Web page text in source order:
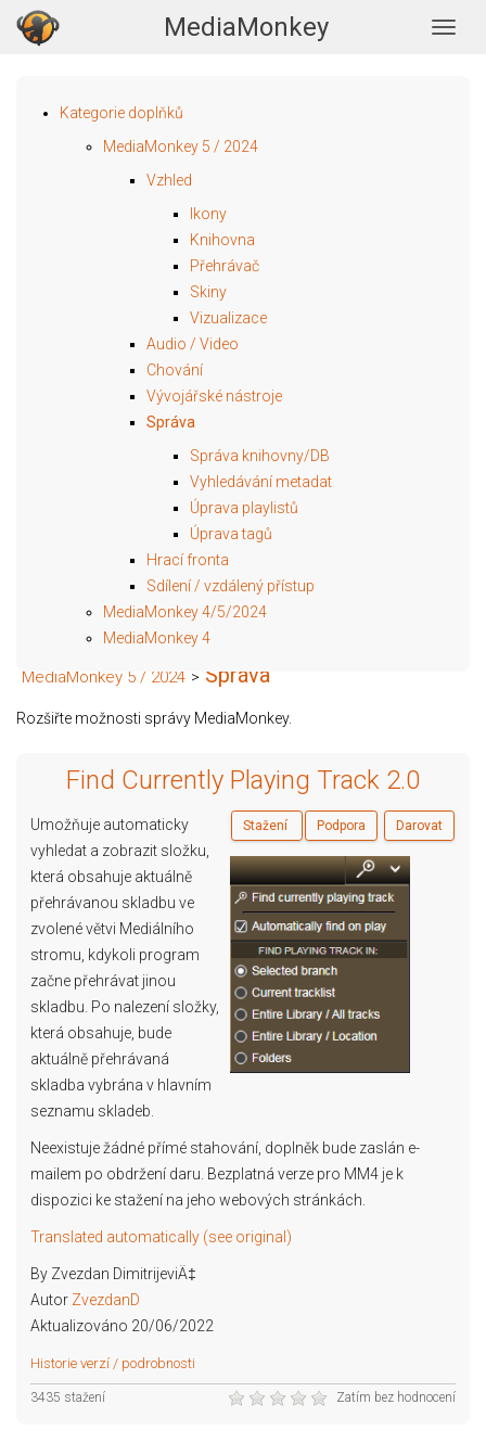
MediaMonkey
MediaMonkey 5 / 2024 > Správa
Rozšiřte možnosti správy MediaMonkey.
Find Currently Playing Track 2.0
Stažení Podpora Darovat
Umožňuje automaticky
vyhledat a zobrazit složku,
která obsahuje aktuálně
přehrávanou skladbu ve
zvolené větvi Mediálního
stromu, kdykoli program
začne přehrávat jinou
skladbu. Po nalezení složky,
která obsahuje, bude
aktuálně přehrávaná
skladba vybrána v hlavním
seznamu skladeb.
Neexistuje žádné přímé stahování, doplněk bude zaslán e-
mailem po obdržení daru. Bezplatná verze pro MM4 je k
dispozici ke stažení na jeho webových stránkách.
Translated automatically (see original)
By Zvezdan DimitrijeviÄ‡
Autor ZvezdanD
Aktualizováno 20/06/2022
Historie verzí / podrobnosti
Zatím bez hodnocení
3435 stažení
Kategorie doplňků
MediaMonkey 5 / 2024
Vzhled
Ikony
Knihovna
Přehrávač
Skiny
Vizualizace
Audio / Video
Chování
Vývojářské nástroje
Správa
Správa knihovny/DB
Vyhledávání metadat
Úprava playlistů
Úprava tagů
Hrací fronta
Sdílení / vzdálený přístup
MediaMonkey 4/5/2024
MediaMonkey 4